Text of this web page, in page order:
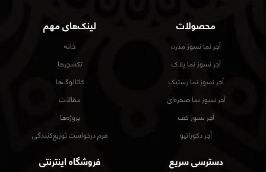
محصولات
آجر نما نسوز مدرن
آجر نسوز نما پلاک
آجر نسوز نما رستیک
آجر نسوز نما صخره‌ای
آجر نسوز کف
آجر دکوراتیو
لینک‌های مهم
خانه
تکسچرها
کاتالوگ‌ها
مقالات
پروژه‌ها
فرم درخواست توزیع‌کنندگی
دسترسی سریع فروشگاه اینترنتی